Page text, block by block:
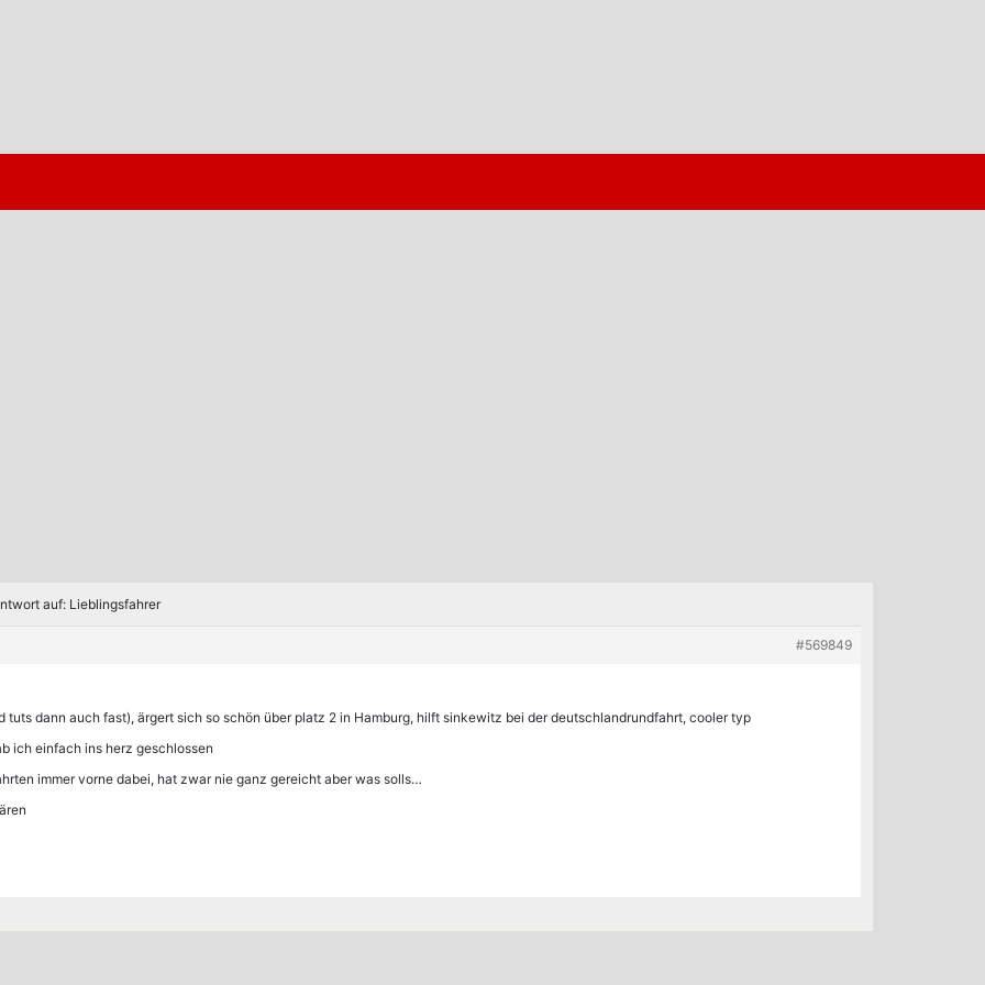
auf: Lieblingsfahrer
#569849
tuts dann auch fast), ärgert sich so schön über platz 2 in Hamburg, hilft sinkewitz bei der deutschlandrundfahrt, cooler typ
ich einfach ins herz geschlossen
immer vorne dabei, hat zwar nie ganz gereicht aber was solls…